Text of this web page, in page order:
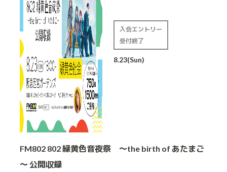
入会エントリー
受付終了
8.23(Sun)
FM802 802 緑黄色音夜祭 ～the birth of あたまご
～ 公開収録